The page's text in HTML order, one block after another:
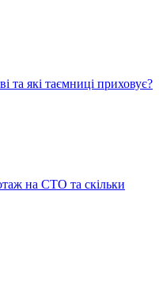
та які таємниці приховує?
на СТО та скільки